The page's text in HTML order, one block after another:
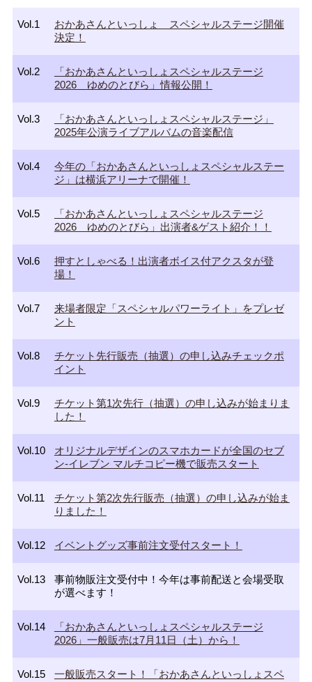
Vol.1
おかあさんといっしょ スペシャルステージ開催
決定！
Vol.2
「おかあさんといっしょスペシャルステージ
2026 ゆめのとびら」情報公開！
Vol.3
「おかあさんといっしょスペシャルステージ」
2025年公演ライブアルバムの音楽配信
Vol.4
今年の「おかあさんといっしょスペシャルステー
ジ」は横浜アリーナで開催！
Vol.5
「おかあさんといっしょスペシャルステージ
2026 ゆめのとびら」出演者&ゲスト紹介！！
Vol.6
押すとしゃべる！出演者ボイス付アクスタが登
場！
Vol.7
来場者限定「スペシャルパワーライト」をプレゼ
ント
Vol.8
チケット先行販売（抽選）の申し込みチェックポ
イント
Vol.9
チケット第1次先行（抽選）の申し込みが始まりま
した！
Vol.10
オリジナルデザインのスマホカードが全国のセブ
ン‐イレブン マルチコピー機で販売スタート
Vol.11
チケット第2次先行販売（抽選）の申し込みが始ま
りました！
Vol.12 イベントグッズ事前注文受付スタート！
Vol.13
事前物販注文受付中！今年は事前配送と会場受取
が選べます！
Vol.14
「おかあさんといっしょスペシャルステージ
2026」一般販売は7月11日（土）から！
Vol.15
一般販売スタート！「おかあさんといっしょスペ